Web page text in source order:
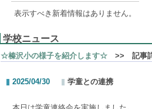
表示すべき新着情報はありません。
学校ニュース
☆榛沢小の様子を紹介します☆ >> 記事
2025/04/30 学童との連携